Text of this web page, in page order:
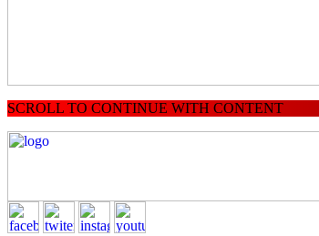
SCROLL TO CONTINUE WITH CONTENT